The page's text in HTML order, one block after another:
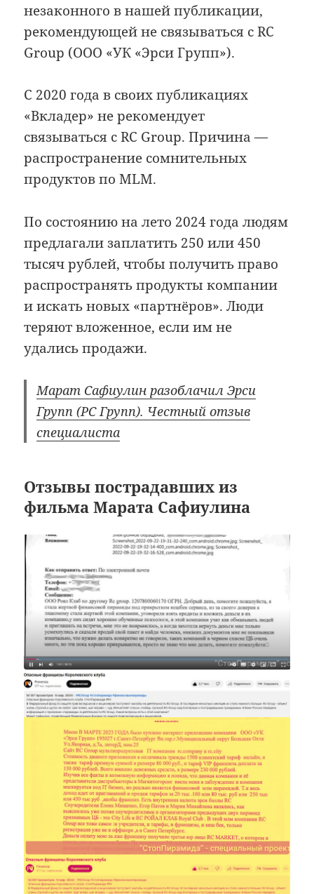
незаконного в нашей публикации,
рекомендующей не связываться с RC
Group (ООО «УК «Эрси Групп»).
С 2020 года в своих публикациях
«Вкладер» не рекомендует
связываться с RC Group. Причина —
распространение сомнительных
продуктов по MLM.
По состоянию на лето 2024 года людям
предлагали заплатить 250 или 450
тысяч рублей, чтобы получить право
распространять продукты компании
и искать новых «партнёров». Люди
теряют вложенное, если им не
удались продажи.
Марат Сафиулин разоблачил Эрси
Групп (РС Групп). Честный отзыв
специалиста
Отзывы пострадавших из
фильма Марата Сафиулина